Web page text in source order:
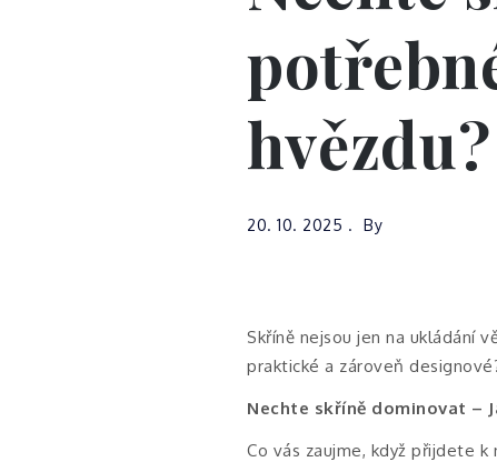
hvězdu?
20. 10. 2025 By
Skříně nejsou jen na ukládání
praktické a zároveň
Nechte skříně dominovat –
Co vás zaujme, když přijdete